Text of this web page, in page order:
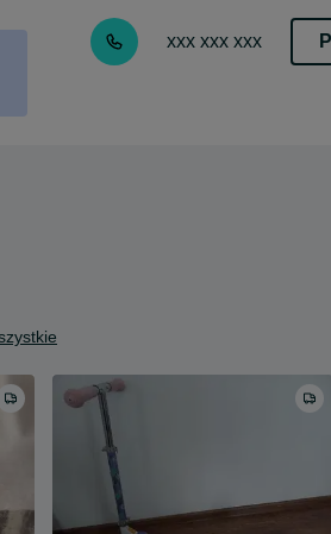
xxx xxx xxx